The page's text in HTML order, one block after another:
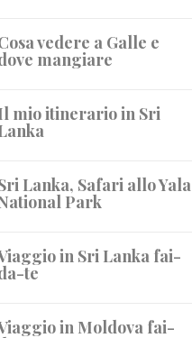
vedere a Galle e
mangiare
mio itinerario in Sri
Lanka, Safari allo Yala
Park
in Sri Lanka fai-
te
in Moldova fai-